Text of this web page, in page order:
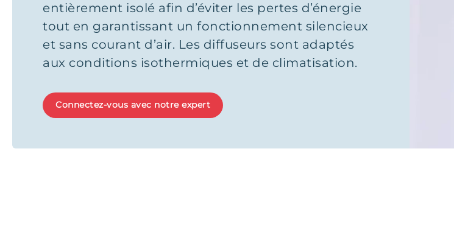
entièrement isolé afin d’éviter les pertes d’énergie
tout en garantissant un fonctionnement silencieux
et sans courant d’air. Les diffuseurs sont adaptés
aux conditions isothermiques et de climatisation.
Connectez-vous avec notre expert